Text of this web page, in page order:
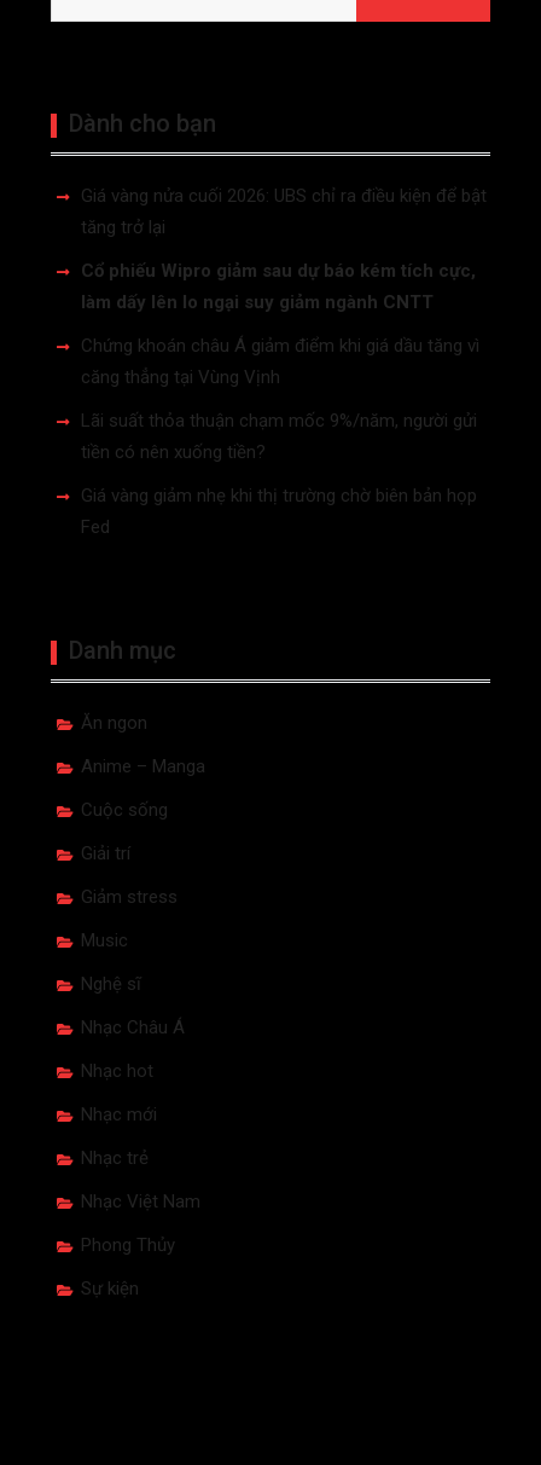
Dành cho bạn
Giá vàng nửa cuối 2026: UBS chỉ ra điều kiện để bật
tăng trở lại
Cổ phiếu Wipro giảm sau dự báo kém tích cực,
làm dấy lên lo ngại suy giảm ngành CNTT
Chứng khoán châu Á giảm điểm khi giá dầu tăng vì
căng thẳng tại Vùng Vịnh
Lãi suất thỏa thuận chạm mốc 9%/năm, người gửi
tiền có nên xuống tiền?
Giá vàng giảm nhẹ khi thị trường chờ biên bản họp
Fed
Danh mục
Ăn ngon
Anime – Manga
Cuộc sống
Giải trí
Giảm stress
Music
Nghệ sĩ
Nhạc Châu Á
Nhạc hot
Nhạc mới
Nhạc trẻ
Nhạc Việt Nam
Phong Thủy
Sự kiện